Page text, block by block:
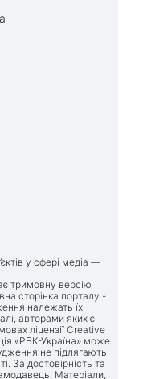
у сфері медіа —
тримовну версію
сторінка порталу -
належать їх
авторами яких є
ліцензії Creative
«РБК-Україна» може
не підлягають
За достовірність та
Матеріали,